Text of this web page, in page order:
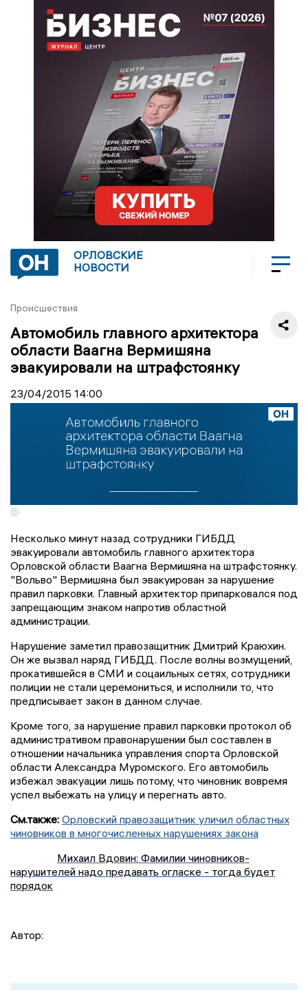
ОРЛОВСКИЕ
НОВОСТИ
Происшествия
Автомобиль главного архитектора
области Ваагна Вермишяна
эвакуировали на штрафстоянку
23/04/2015 14:00
©
Несколько минут назад сотрудники ГИБДД
эвакуировали автомобиль главного архитектора
Орловской области Ваагна Вермишяна на штрафстоянку.
"Вольво" Вермишяна был эвакуирован за нарушение
правил парковки. Главный архитектор припарковался под
запрещающим знаком напротив областной
администрации.
Нарушение заметил правозащитник Дмитрий Краюхин.
Он же вызвал наряд ГИБДД. После волны возмущений,
прокатившейся в СМИ и соцаильных сетях, сотрудники
полиции не стали церемониться, и исполнили то, что
предписывает закон в данном случае.
Кроме того, за нарушение правил парковки протокол об
административом правонарушении был составлен в
отношении начальника управления спорта Орловской
области Александра Муромского. Его автомобиль
избежал эвакуации лишь потому, что чиновник вовремя
успел выбежать на улицу и перегнать авто.
См.также: Орловский правозащитник уличил областных
чиновников в многочисленных нарушениях закона
Михаил Вдовин: Фамилии чиновников-
нарушителей надо предавать огласке - тогда будет
порядок
Автор: